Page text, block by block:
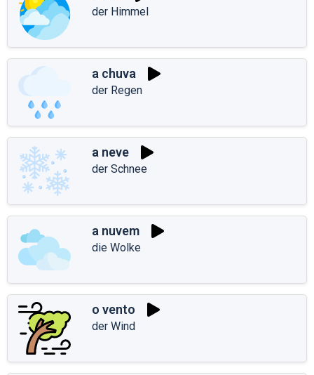
der Himmel
a chuva
der Regen
a neve
der Schnee
a nuvem
die Wolke
o vento
der Wind